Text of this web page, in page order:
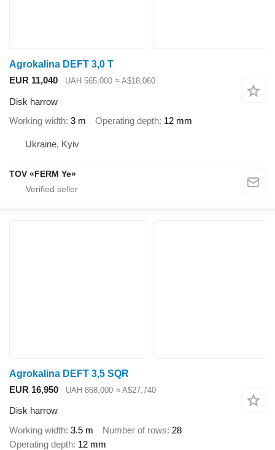
Agrokalina DEFT 3,0 T
EUR 11,040
UAH 565,000 ≈ A$18,060
Disk harrow
Working width 3 m Operating depth 12 mm
Ukraine, Kyiv
TOV «FERM Ye»
Agrokalina DEFT 3,5 SQR
EUR 16,950
UAH 868,000 ≈ A$27,740
Disk harrow
Working width 3.5 m Number of rows 28
Operating depth 12 mm